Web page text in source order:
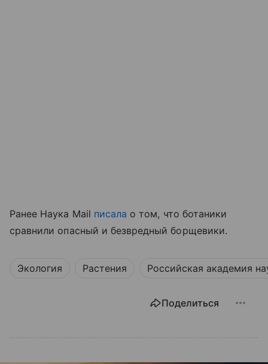
Ранее Наука Mail писала о том, что ботаники
сравнили опасный и безвредный борщевики.
Экология Растения Российская академия
Поделиться